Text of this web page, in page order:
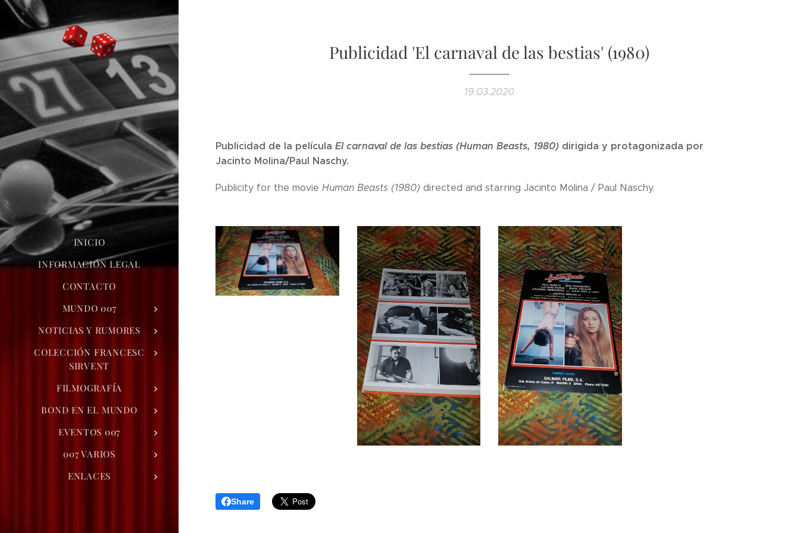
INICIO
INFORMACIÓN LEGAL
CONTACTO
MUNDO 007
NOTICIAS Y RUMORES
COLECCIÓN FRANCESC
SIRVENT
FILMOGRAFÍA
BOND EN EL MUNDO
EVENTOS 007
007 VARIOS
ENLACES
Publicidad 'El carnaval de las bestias' (1980)
19.03.2020
Publicidad de la película El carnaval de las bestias (Human Beasts, 1980) dirigida y protagonizada por
Jacinto Molina/Paul Naschy.
Publicity for the movie Human Beasts (1980) directed and starring Jacinto Molina / Paul Naschy.
Share